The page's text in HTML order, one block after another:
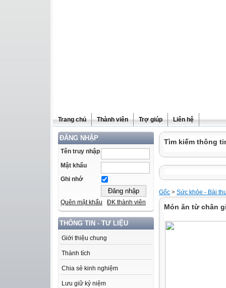
Trang chủ Thành viên Trợ giúp Liên hệ
ĐĂNG NHẬP
Tên truy nhập
Mật khẩu
Ghi nhớ
Quên mật khẩu ĐK thành viên
THÔNG TIN - TƯ LIỆU
Giới thiệu chung
Thành tích
Chia sẻ kinh nghiệm
Lưu giữ kỷ niệm
Tìm kiếm thông
Gốc > Sức khỏe - Bài
Món ăn từ chân